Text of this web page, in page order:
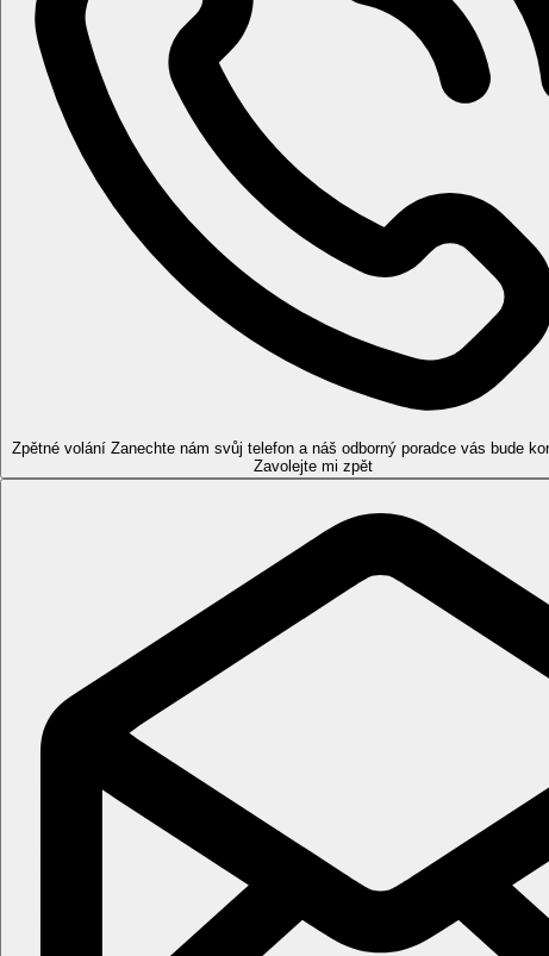
Dvoulůžkový pokoj, Superior, Výhled moře: výhled na
Dvoulůžkový pokoj, Club, Frontal Sea View:
navíc
My Favorite Club
early check-in a late check out (dle dostupnosti)
přístup do My Favorite Club salónku (občerstvení a nápoje v
rezervovaná místa v hlavní restauraci
výběrové toaletní potřeby
smart TV
kapslový kávovar
minibar naplněn při příjezdu
Písečná pláž s pozvolným vstupem přímo u hotelu, lehátka a
Snídaně, pozdní snídaně, oběd a večeře formou bufetu
Během dne lehké občerstvení
Neomezené množství rozlévaných nealkoholických a
Jednou za pobyt možnost večeře v a la carte restauraci
Sportovní nabídka
Zdarma:posilovna
Animační a sportovní programy během dne, večer živá muzika a
Hotel pouze pro osoby starší 16 let.
Za poplatek:hydroterapie, masáže, jacuzzi, sauna, pára
Internet
Wi-Fi v celém areálu hotelu
4 hvězdičky
Rozsah a kvalita výše uvedených služeb a aktivit může být
Zpětné volání Zanechte nám svůj telefon a náš odborný poradce vás bude
Zavolejte mi zpět